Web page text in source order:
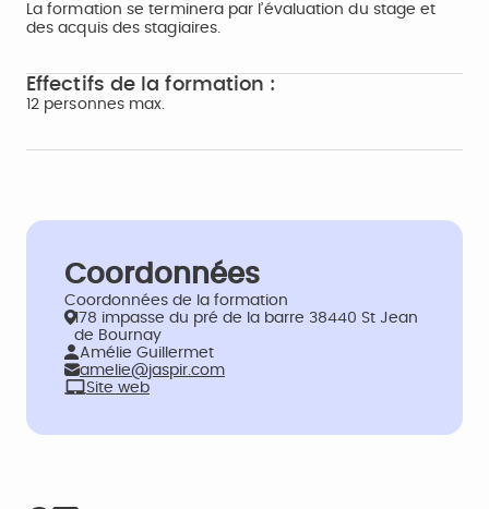
La formation se terminera par l’évaluation du stage et
des acquis des stagiaires.
Effectifs de la formation :
12 personnes max.
Coordonnées
Coordonnées de la formation
178 impasse du pré de la barre 38440 St Jean
de Bournay
Amélie Guillermet
amelie@jaspir.com
Site web